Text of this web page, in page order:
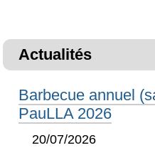
Actualités
Barbecue annuel
PauLLA 2026
20/07/2026